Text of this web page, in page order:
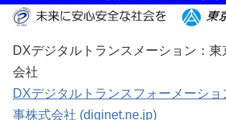
DXデジタルトランスメーション：
会社
DXデジタルトランスフォーメーシ
事株式会社 (diginet.ne.jp)